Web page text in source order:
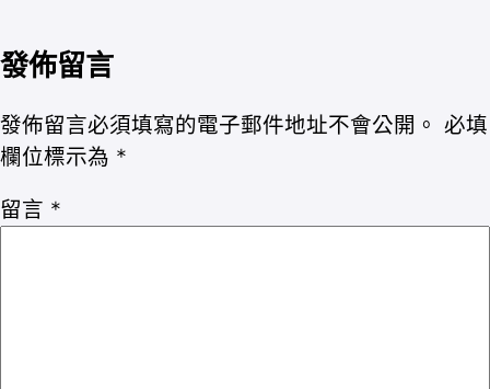
發佈留言
發佈留言必須填寫的電子郵件地址不會公開。 必填
欄位標示為 *
留言 *